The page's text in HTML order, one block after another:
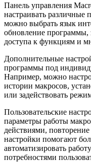
Панель управления
настраивать различные
можно выбрать язык
обновление программы,
доступа к функциям и
Дополнительные
программы под
Например, можно
истории макросов,
или задействовать
Пользовательские
параметры работы
действиями,
настройки помогают
автоматизировать
потребностями